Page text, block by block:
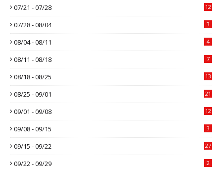
07/21 - 07/28 12
07/28 - 08/04 3
08/04 - 08/11 4
08/11 - 08/18 7
08/18 - 08/25 13
08/25 - 09/01 21
09/01 - 09/08 12
09/08 - 09/15 3
09/15 - 09/22 27
09/22 - 09/29 2